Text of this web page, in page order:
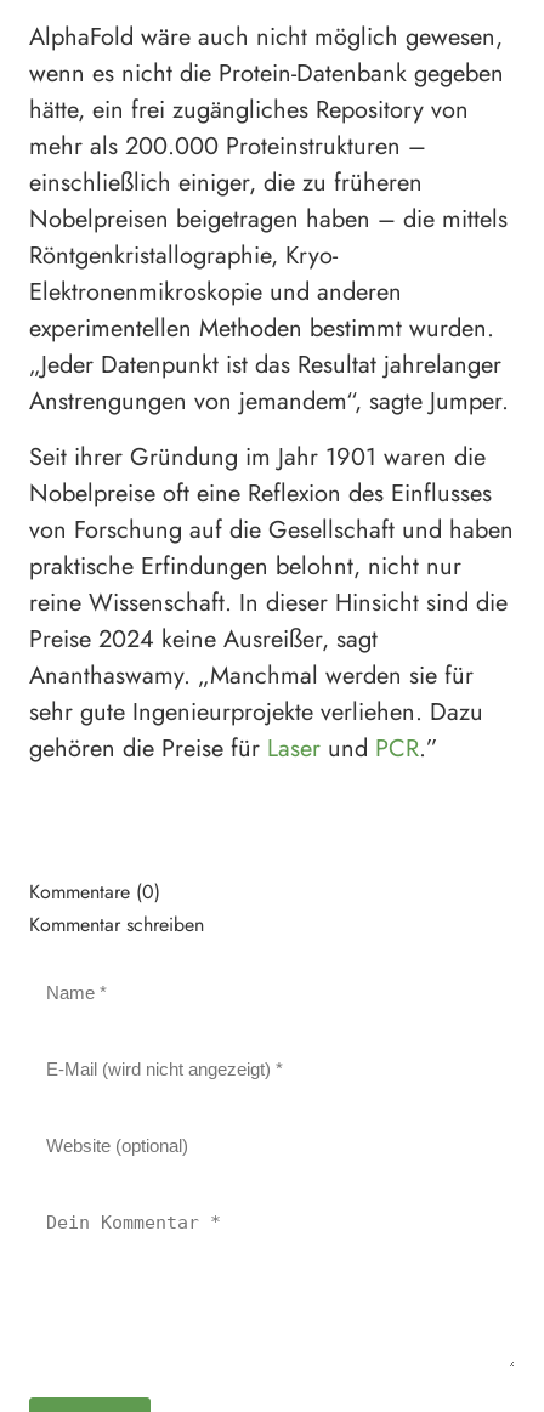
AlphaFold wäre auch nicht möglich gewesen,
wenn es nicht die Protein-Datenbank gegeben
hätte, ein frei zugängliches Repository von
mehr als 200.000 Proteinstrukturen –
einschließlich einiger, die zu früheren
Nobelpreisen beigetragen haben – die mittels
Röntgenkristallographie, Kryo-
Elektronenmikroskopie und anderen
experimentellen Methoden bestimmt wurden.
„Jeder Datenpunkt ist das Resultat jahrelanger
Anstrengungen von jemandem“, sagte Jumper.
Seit ihrer Gründung im Jahr 1901 waren die
Nobelpreise oft eine Reflexion des Einflusses
von Forschung auf die Gesellschaft und haben
praktische Erfindungen belohnt, nicht nur
reine Wissenschaft. In dieser Hinsicht sind die
Preise 2024 keine Ausreißer, sagt
Ananthaswamy. „Manchmal werden sie für
sehr gute Ingenieurprojekte verliehen. Dazu
gehören die Preise für Laser und PCR.”
Kommentare (0)
Kommentar schreiben